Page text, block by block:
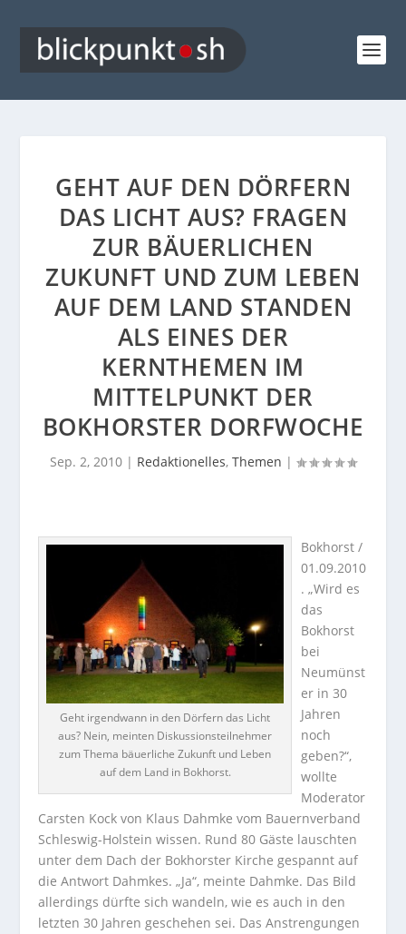
GEHT AUF DEN DÖRFERN
DAS LICHT AUS? FRAGEN
ZUR BÄUERLICHEN
ZUKUNFT UND ZUM LEBEN
AUF DEM LAND STANDEN
ALS EINES DER
KERNTHEMEN IM
MITTELPUNKT DER
BOKHORSTER DORFWOCHE
Sep. 2, 2010 | Redaktionelles, Themen |
Geht irgendwann in den Dörfern das Licht
aus? Nein, meinten Diskussionsteilnehmer
zum Thema bäuerliche Zukunft und Leben
auf dem Land in Bokhorst.
Bokhorst /
01.09.2010
. „Wird es
das
Bokhorst
bei
Neumünst
er in 30
Jahren
noch
geben?“,
wollte
Moderator
Carsten Kock von Klaus Dahmke vom Bauernverband
Schleswig-Holstein wissen. Rund 80 Gäste lauschten
unter dem Dach der Bokhorster Kirche gespannt auf
die Antwort Dahmkes. „Ja“, meinte Dahmke. Das Bild
allerdings dürfte sich wandeln, wie es auch in den
letzten 30 Jahren geschehen sei. Das Anstrengungen